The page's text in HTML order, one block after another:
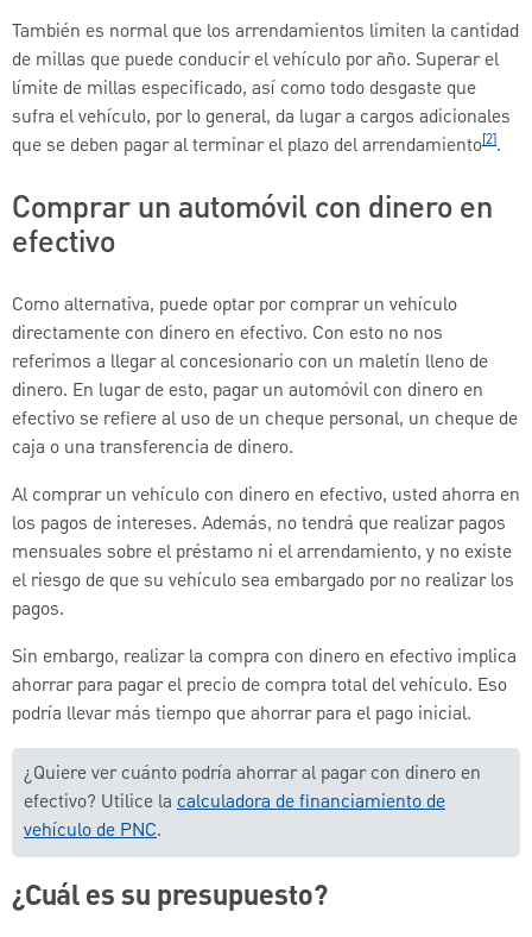
También es normal que los arrendamientos limiten la cantidad
de millas que puede conducir el vehículo por año. Superar el
límite de millas especificado, así como todo desgaste que
sufra el vehículo, por lo general, da lugar a cargos adicionales
que se deben pagar al terminar el plazo del arrendamiento[2].
Comprar un automóvil con dinero en
efectivo
Como alternativa, puede optar por comprar un vehículo
directamente con dinero en efectivo. Con esto no nos
referimos a llegar al concesionario con un maletín lleno de
dinero. En lugar de esto, pagar un automóvil con dinero en
efectivo se refiere al uso de un cheque personal, un cheque de
caja o una transferencia de dinero.
Al comprar un vehículo con dinero en efectivo, usted ahorra en
los pagos de intereses. Además, no tendrá que realizar pagos
mensuales sobre el préstamo ni el arrendamiento, y no existe
el riesgo de que su vehículo sea embargado por no realizar los
pagos.
Sin embargo, realizar la compra con dinero en efectivo implica
ahorrar para pagar el precio de compra total del vehículo. Eso
podría llevar más tiempo que ahorrar para el pago inicial.
¿Quiere ver cuánto podría ahorrar al pagar con dinero en
efectivo? Utilice la calculadora de financiamiento de
vehículo de PNC.
¿Cuál es su presupuesto?